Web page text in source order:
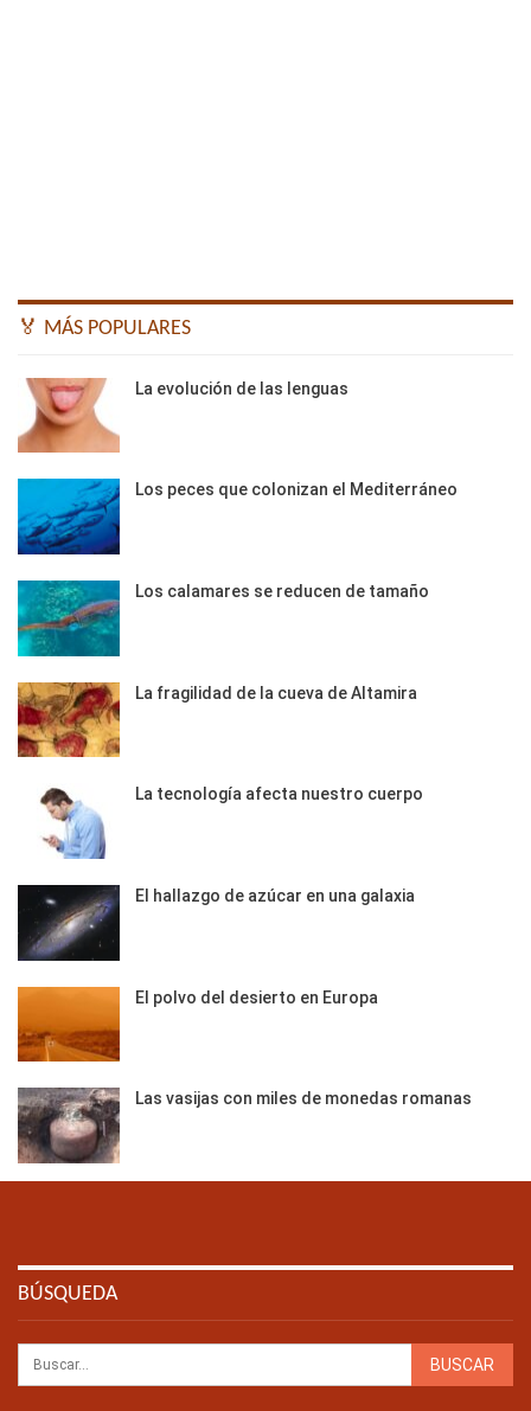
🏅 MÁS POPULARES
La evolución de las lenguas
Los peces que colonizan el Mediterráneo
Los calamares se reducen de tamaño
La fragilidad de la cueva de Altamira
La tecnología afecta nuestro cuerpo
El hallazgo de azúcar en una galaxia
El polvo del desierto en Europa
Las vasijas con miles de monedas romanas
BÚSQUEDA